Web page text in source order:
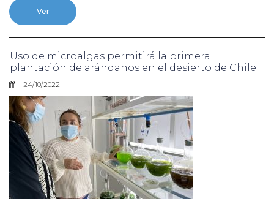
Ver
Uso de microalgas permitirá la primera
plantación de arándanos en el desierto de Chile
24/10/2022